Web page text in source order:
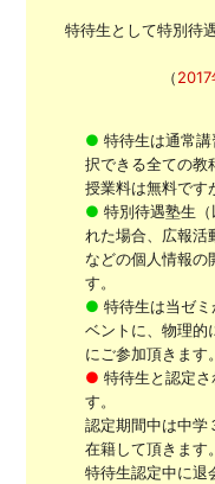
特待生として特別待
（
●特待生は通常
択できる全ての教
授業料は無料です
●特別待遇塾生
れた場合、広報活
などの個人情報の
す。
● 特待生は当ゼ
ベントに、物理的
にご参加頂きます。
●特待生と認定
す。
認定期間中は中学
在籍して頂きます。
特待生認定中に退